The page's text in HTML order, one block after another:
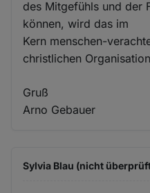
des Mitgefühls und der
können, wird das im
Kern menschen-
christlichen
Gruß
Arno Gebauer
Sylvia Blau (nicht